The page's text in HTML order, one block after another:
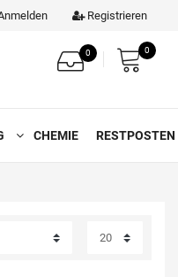
Registrieren
0 0
CHEMIE RESTPOSTEN